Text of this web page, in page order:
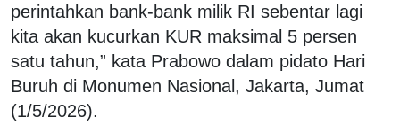
perintahkan bank-bank milik RI sebentar lagi
kita akan kucurkan KUR maksimal 5 persen
satu tahun,” kata Prabowo dalam pidato Hari
Buruh di Monumen Nasional, Jakarta, Jumat
(1/5/2026).